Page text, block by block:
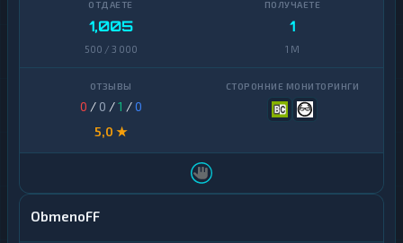
1,005
500 / 3 000
1
1 M
0 / 0 /1 /0
5,0 ★
ObmenoFF